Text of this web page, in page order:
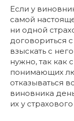
Если у
самой
ни одной
договориться
взыскать с
нужно, так как
понимающих
отказываться
виновника
их у